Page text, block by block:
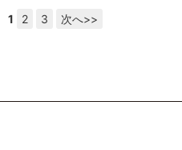
1 2 3 次へ>>